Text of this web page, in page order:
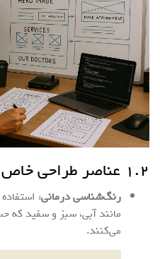
۱.۲ عناصر طراحی خاص حوزه پزشکی
رنگ‌شناسی درمانی:
مانند آبی، سبز و سفید که
می‌کنند.